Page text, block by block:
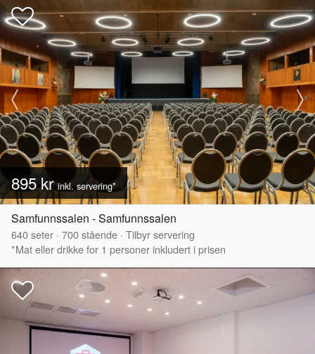
895 krinkl. servering*
Samfunnssalen - Samfunnssalen
640seter · 700stående · Tilbyr servering
*Mat eller drikke for 1 personer inkludert i prisen